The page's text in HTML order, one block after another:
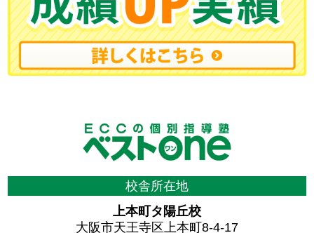
校舎所在地
上本町タ陽丘校
大阪市天王寺区上本町8-4-17